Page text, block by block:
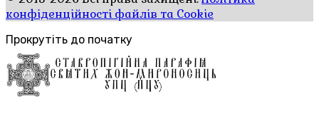
конфіденційності файлів та Cookie
Прокрутіть до початку